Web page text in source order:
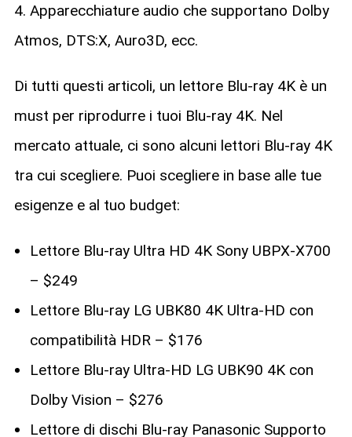
4. Apparecchiature audio che supportano Dolby
Atmos, DTS:X, Auro3D, ecc.
Di tutti questi articoli, un lettore Blu-ray 4K è un
must per riprodurre i tuoi Blu-ray 4K. Nel
mercato attuale, ci sono alcuni lettori Blu-ray 4K
tra cui scegliere. Puoi scegliere in base alle tue
esigenze e al tuo budget:
Lettore Blu-ray Ultra HD 4K Sony UBPX-X700
– $249
Lettore Blu-ray LG UBK80 4K Ultra-HD con
compatibilità HDR – $176
Lettore Blu-ray Ultra-HD LG UBK90 4K con
Dolby Vision – $276
Lettore di dischi Blu-ray Panasonic Supporto